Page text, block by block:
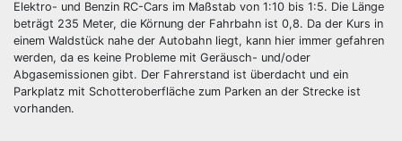
Elektro- und Benzin RC-Cars im Maßstab von 1:10 bis 1:5. Die Länge
beträgt 235 Meter, die Körnung der Fahrbahn ist 0,8. Da der Kurs in
einem Waldstück nahe der Autobahn liegt, kann hier immer gefahren
werden, da es keine Probleme mit Geräusch- und/oder
Abgasemissionen gibt. Der Fahrerstand ist überdacht und ein
Parkplatz mit Schotteroberfläche zum Parken an der Strecke ist
vorhanden.